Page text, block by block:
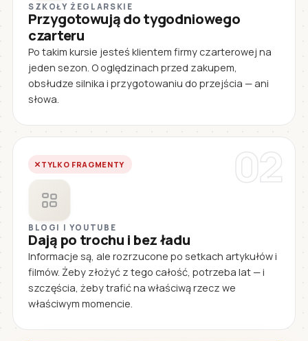
SZKOŁY ŻEGLARSKIE
Przygotowują do tygodniowego
czarteru
Po takim kursie jesteś klientem firmy czarterowej na
jeden sezon. O oględzinach przed zakupem,
obsłudze silnika i przygotowaniu do przejścia — ani
słowa.
02
TYLKO FRAGMENTY
BLOGI I YOUTUBE
Dają po trochu i bez ładu
Informacje są, ale rozrzucone po setkach artykułów i
filmów. Żeby złożyć z tego całość, potrzeba lat — i
szczęścia, żeby trafić na właściwą rzecz we
właściwym momencie.